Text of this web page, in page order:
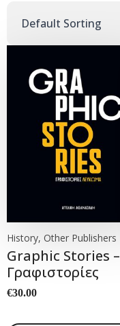
History, Other Publishers
Graphic Stories –
Γραφιστορίες
€30.00